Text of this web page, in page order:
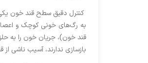
کنترل دقیق سطح قند خون یکی
به رگ‌های خونی کوچک و
قند خون)، جریان خون را به
بازسازی ندارند، آسیب ناشی